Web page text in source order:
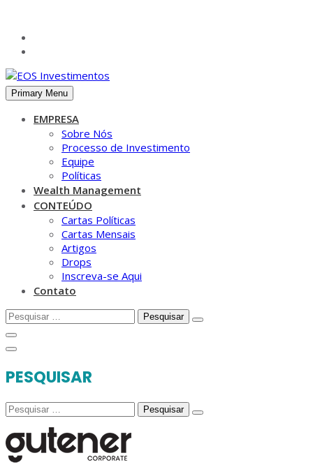
Skip
Primary Menu
EMPRESA
Sobre Nós
Processo de Investimento
Equipe
Políticas
Wealth Management
CONTEÚDO
Cartas Políticas
Cartas Mensais
Artigos
Drops
Inscreva-se Aqui
Contato
Pesquisar
PESQUISAR
Pesquisar